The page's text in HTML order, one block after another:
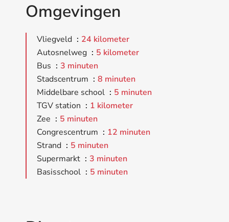
Omgevingen
Vliegveld
24 kilometer
Autosnelweg
5 kilometer
Bus
3 minuten
Stadscentrum
8 minuten
Middelbare school
5 minuten
TGV station
1 kilometer
Zee
5 minuten
Congrescentrum
12 minuten
Strand
5 minuten
Supermarkt
3 minuten
Basisschool
5 minuten